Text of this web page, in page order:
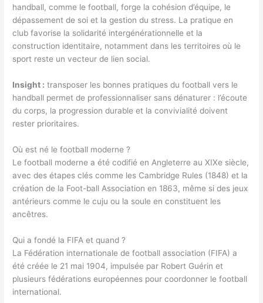
handball, comme le football, forge la cohésion d’équipe, le
dépassement de soi et la gestion du stress. La pratique en
club favorise la solidarité intergénérationnelle et la
construction identitaire, notamment dans les territoires où le
sport reste un vecteur de lien social.
Insight : transposer les bonnes pratiques du football vers le
handball permet de professionnaliser sans dénaturer : l’écoute
du corps, la progression durable et la convivialité doivent
rester prioritaires.
Où est né le football moderne ?
Le football moderne a été codifié en Angleterre au XIXe siècle,
avec des étapes clés comme les Cambridge Rules (1848) et la
création de la Foot-ball Association en 1863, même si des jeux
antérieurs comme le cuju ou la soule en constituent les
ancêtres.
Qui a fondé la FIFA et quand ?
La Fédération internationale de football association (FIFA) a
été créée le 21 mai 1904, impulsée par Robert Guérin et
plusieurs fédérations européennes pour coordonner le football
international.